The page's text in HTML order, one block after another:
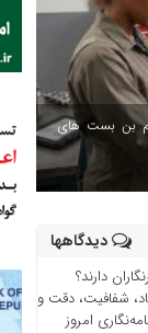
بن بست های
دیدگاهها
دارند؟
شفافیت، دقت و
امروز